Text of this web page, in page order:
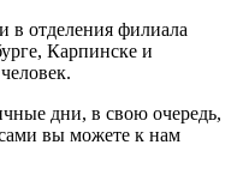
в отделения филиала
Карпинске и
дни, в свою очередь,
вы можете к нам